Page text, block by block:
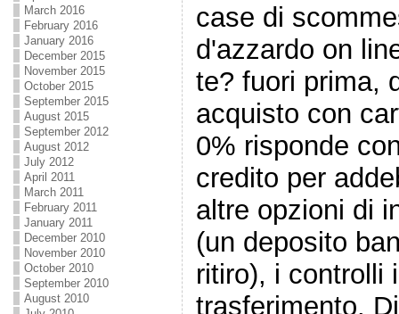
March 2016
February 2016
January 2016
December 2015
November 2015
October 2015
September 2015
August 2015
September 2012
August 2012
July 2012
April 2011
March 2011
February 2011
January 2011
December 2010
November 2010
October 2010
September 2010
August 2010
case di
d'azzardo on
te? fuori prima,
acquisto con
0% risponde
credito per
altre opzioni di
(un deposito
ritiro), i controlli
trasferimento.